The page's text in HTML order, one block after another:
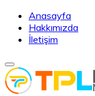
Anasayfa
Hakkımızda
İletişim